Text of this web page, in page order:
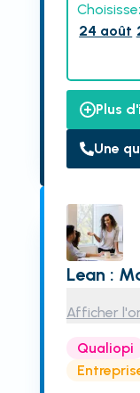
24 août
Plus
Une
Lean :
Afficher
Qualiopi